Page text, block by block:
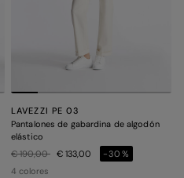
LAVEZZI PE 03
Pantalones de gabardina de algodón
elástico
Precio rebajado de
€ 190,00a € 133,00
-30%
4 colores